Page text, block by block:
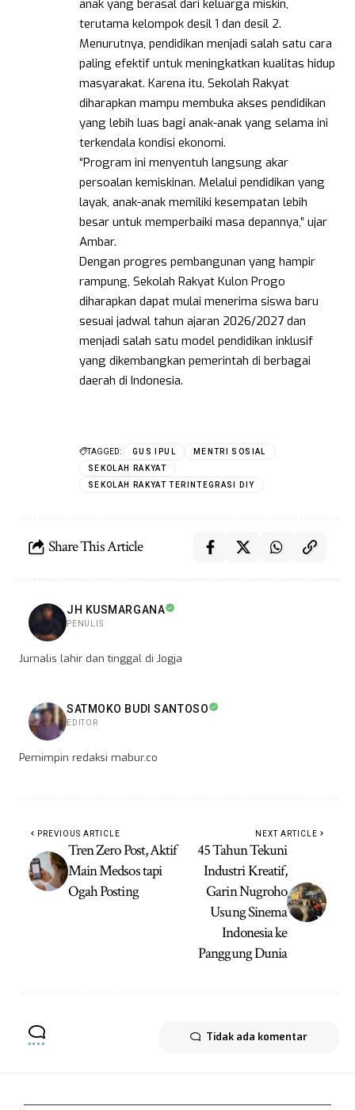
anak yang berasal dari keluarga miskin,
terutama kelompok desil 1 dan desil 2.
Menurutnya, pendidikan menjadi salah satu cara
paling efektif untuk meningkatkan kualitas hidup
masyarakat. Karena itu, Sekolah Rakyat
diharapkan mampu membuka akses pendidikan
yang lebih luas bagi anak-anak yang selama ini
terkendala kondisi ekonomi.
“Program ini menyentuh langsung akar
persoalan kemiskinan. Melalui pendidikan yang
layak, anak-anak memiliki kesempatan lebih
besar untuk memperbaiki masa depannya,” ujar
Ambar.
Dengan progres pembangunan yang hampir
rampung, Sekolah Rakyat Kulon Progo
diharapkan dapat mulai menerima siswa baru
sesuai jadwal tahun ajaran 2026/2027 dan
menjadi salah satu model pendidikan inklusif
yang dikembangkan pemerintah di berbagai
daerah di Indonesia.
TAGGED: GUS IPUL
MENTRI SOSIAL
SEKOLAH RAKYAT
SEKOLAH RAKYAT TERINTEGRASI DIY
Share This Article
JH KUSMARGANA
PENULIS
Jurnalis lahir dan tinggal di Jogja
SATMOKO BUDI SANTOSO
EDITOR
Pemimpin redaksi mabur.co
PREVIOUS ARTICLE
Tren Zero Post, Aktif
Main Medsos tapi
Ogah Posting
NEXT ARTICLE
45 Tahun Tekuni
Industri Kreatif,
Garin Nugroho
Usung Sinema
Indonesia ke
Panggung Dunia
Tidak ada komentar